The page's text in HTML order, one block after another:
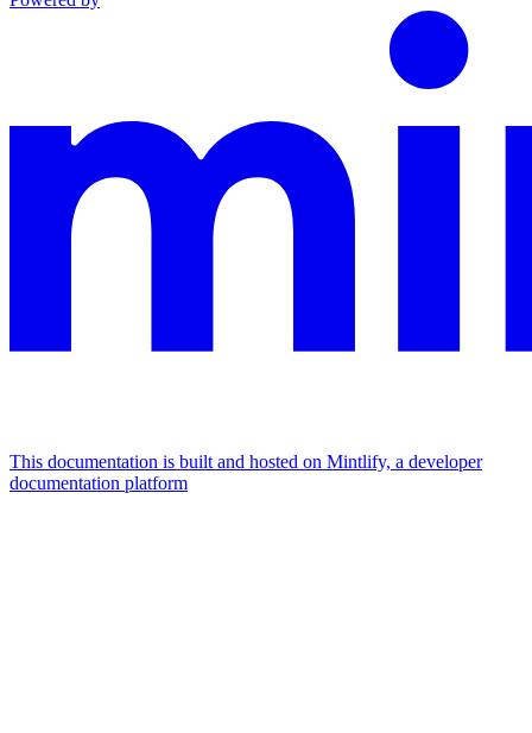
This documentation is built and hosted on Mintlify, a developer
documentation platform